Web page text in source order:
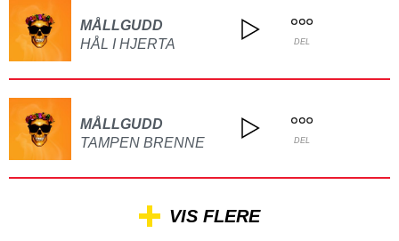
MÅLLGUDD
HÅL I HJERTA
DEL
MÅLLGUDD
TAMPEN BRENNE
DEL
VIS FLERE